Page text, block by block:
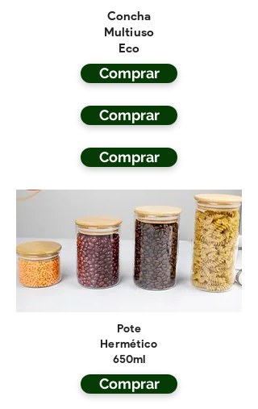
Concha
Multiuso
Eco
Comprar
Comprar
Comprar
Pote
Hermético
650ml
Comprar